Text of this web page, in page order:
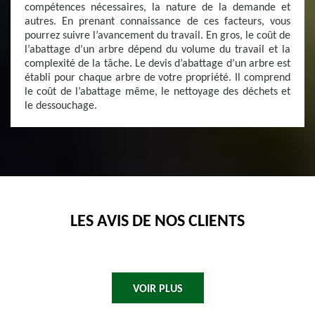
compétences nécessaires, la nature de la demande et
autres. En prenant connaissance de ces facteurs, vous
pourrez suivre l’avancement du travail. En gros, le coût de
l’abattage d’un arbre dépend du volume du travail et la
complexité de la tâche. Le devis d’abattage d’un arbre est
établi pour chaque arbre de votre propriété. Il comprend
le coût de l’abattage même, le nettoyage des déchets et
le dessouchage.
LES AVIS DE NOS CLIENTS
VOIR PLUS